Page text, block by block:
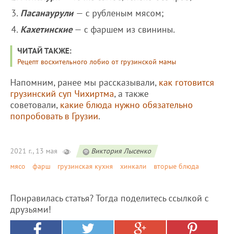
Пасанаурули — с рубленым мясом;
Кахетинские— с фаршем из свинины.
ЧИТАЙ ТАКЖЕ:
Рецепт восхительного лобио от грузинской мамы
Напомним, ранее мы рассказывали, как готовится
грузинский суп Чихиртма, а также
советовали, какие блюда нужно обязательно
попробовать в Грузии.
2021 г., 13 мая
Виктория Лысенко
мясо
фарш грузинская кухня хинкали вторые блюда
Понравилась статья? Тогда поделитесь ссылкой с
друзьями!